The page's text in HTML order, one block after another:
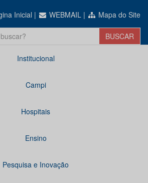
Inicial | WEBMAIL | Mapa do Site
Institucional
Campi
Hospitais
Ensino
Pesquisa e Inovação